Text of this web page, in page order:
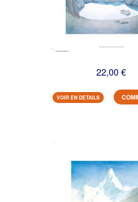
22,00 €
VOIR EN DETAILS